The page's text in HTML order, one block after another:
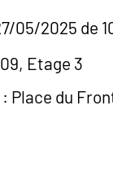
05/2025 de
Etage 3
Place du